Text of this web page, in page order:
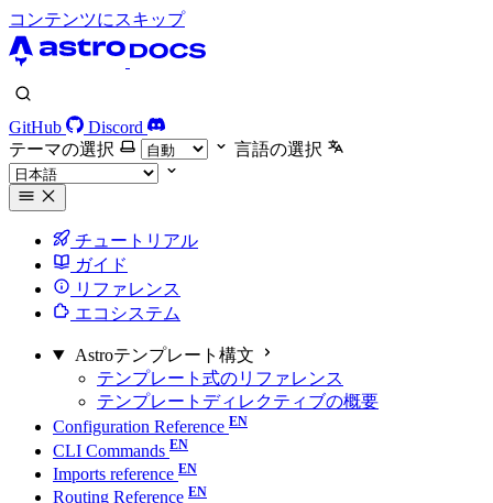
コンテンツにスキップ
GitHub
Discord
テーマの選択
言語の選択
チュートリアル
ガイド
リファレンス
エコシステム
Astroテンプレート構文
テンプレート式のリファレンス
テンプレートディレクティブの概要
Configuration Reference
CLI Commands
Imports reference
Routing Reference